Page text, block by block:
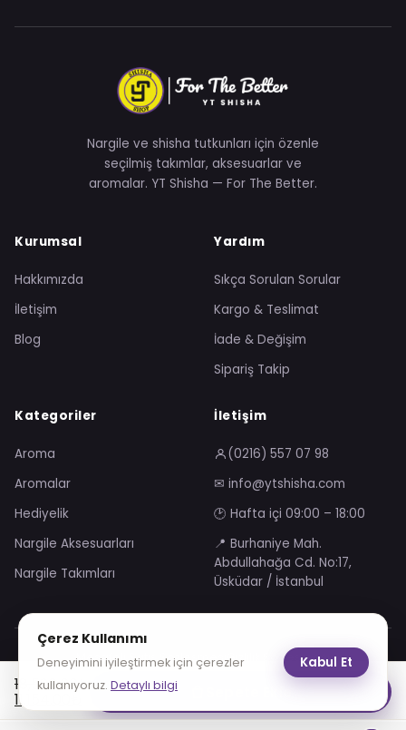
18,590.00₺
Orijinal
fiyat:
18,590.00₺.
11,154.00
Şu
andaki
fiyat:
Nargile ve shisha tutkunları için özenle
seçilmiş takımlar, aksesuarlar ve
aromalar. YT Shisha — For The Better.
Kurumsal
Hakkımızda
İletişim
Blog
Yardım
Sıkça Sorulan Sorular
Kargo & Teslimat
İade & Değişim
Sipariş Takip
Kategoriler
Aroma
Aromalar
Hediyelik
Nargile Aksesuarları
Nargile Takımları
İletişim
(0216) 557 07 98
✉ info@ytshisha.com
🕑 Hafta içi 09:00 – 18:00
📍 Burhaniye Mah.
Abdullahağa Cd. No:17,
Üsküdar / İstanbul
Mesafeli Satış SözleşmesiGizlilik Sözleşmesi
KVKK Aydınlatma Metni
Çerez Politikası
Çerez Kullanımı
Deneyimini iyileştirmek için çerezler
kullanıyoruz. Detaylı bilgi
Kabul Et